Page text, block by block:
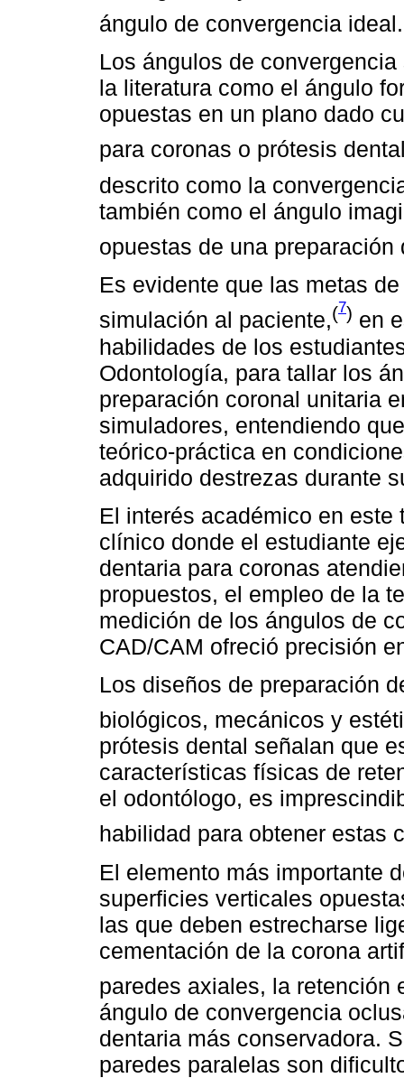
ángulo de convergencia ideal.
Los ángulos de
la literatura como el ángulo
opuestas en un plano dado
para coronas o prótesis
descrito como la
también como el ángulo
opuestas de una
Es evidente que las metas
simulación al paciente,(7) en
habilidades de los
Odontología, para tallar los
preparación coronal unitaria
simuladores, entendiendo
teórico-práctica en
adquirido destrezas durante
El interés académico en
clínico donde el estudiante
dentaria para coronas
propuestos, el empleo de la
medición de los ángulos de
CAD/CAM ofreció precisión
Los diseños de preparación
biológicos, mecánicos y
prótesis dental señalan que
características físicas de
el odontólogo, es
habilidad para obtener estas
El elemento más importante
superficies verticales
las que deben estrecharse
cementación de la corona
paredes axiales, la retención
ángulo de convergencia
dentaria más conservadora.
paredes paralelas son